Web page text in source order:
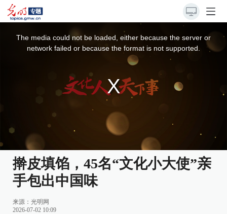
The media could not be loaded, either because the server or
network failed or because the format is not supported.
擀皮填馅，45名“文化小大使”亲
手包出中国味
来源： 光明网
2026-07-02 10:09